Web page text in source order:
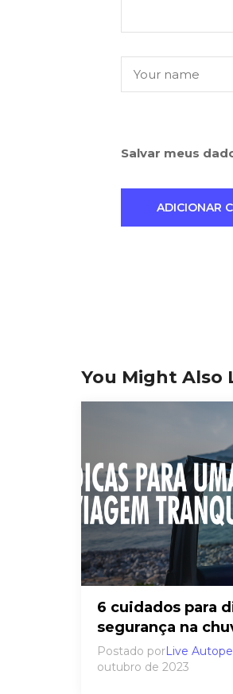
Salvar meus
You Might Also
6 cuidados para
segurança na
Postado porLive
outubro de 2023